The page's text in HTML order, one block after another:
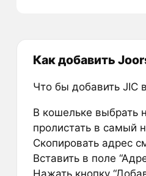
Как добавить
Что бы добавить JIC
В кошельке выбрать
пролистать в самый
Скопировать адрес
Вставить в поле